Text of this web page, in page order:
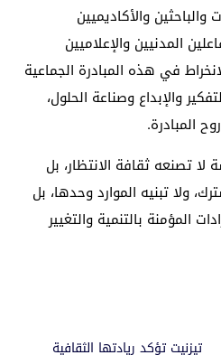
والأكاديميين
المدنيين والإعلاميين
في هذه المبادرة الجماعية
والإبداع وصناعة الحلول،
المبادرة.
ثقافة الانتظار، بل
ولا تبنيه الموارد وحدها، بل
المؤمنة بالتنمية والتغيير
تيزنيت تؤكد ريادتها الثقافية